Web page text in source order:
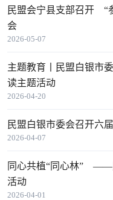
2026-05-07
民盟会宁县支部召开 “
会
2026-04-20
主题教育丨民盟白银市
读主题活动
2026-04-07
民盟白银市委会召开六
2026-04-01
同心共植“同心林” ——
活动